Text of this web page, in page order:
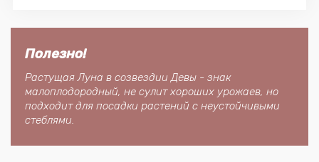
Полезно!
Растущая Луна в созвездии Девы - знак
малоплодородный, не сулит хороших урожаев, но
подходит для посадки растений с неустойчивыми
стеблями.